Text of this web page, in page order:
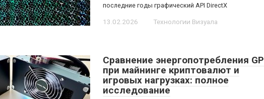
последние годы графический API DirectX
13.02.2026 Технологии Визуала
Сравнение энергопотребления
при майнинге криптовалют и
игровых нагрузках: полное
исследование